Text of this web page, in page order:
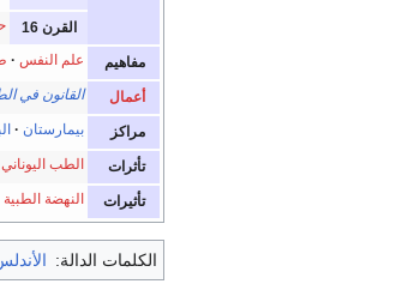
القرن 16
مفاهيم علم النفس
أعمال القانون في
مراكز بيمارستان
تأثرات الطب اليوناني
تأثيرات النهضة الطبية
الكلمات الدالة: